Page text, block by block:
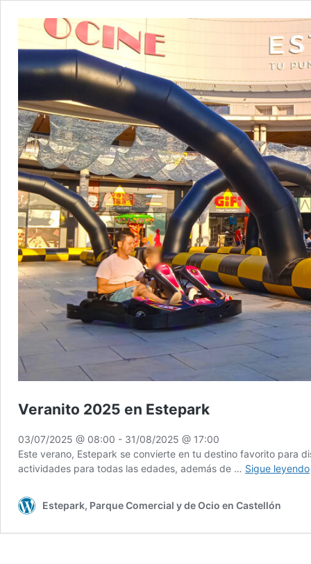
Veranito 2025 en Estepark
03/07/2025 @ 08:00 - 31/08/2025 @ 17:00
Este verano, Estepark se convierte en tu destino favorito para
actividades para todas las edades, además de … Sigue leyendo
Estepark, Parque Comercial y de Ocio en Castellón